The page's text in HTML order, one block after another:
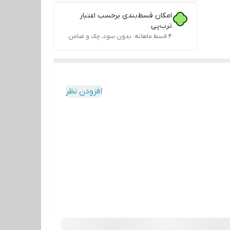
امکان قسط‌بندی برحسب اعتبار
ترب‌پی
۴ قسط ماهانه. بدون سود، چک و ضامن.
افزودن نظر